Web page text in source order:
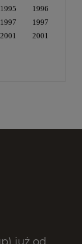
1995
1996
1997
1997
2001 2001